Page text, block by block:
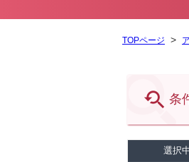
TOPページ
 条
選択